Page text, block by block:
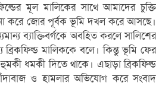
মূল মালিকের সাথে আমাদের চুক্তি
না করে জোর পূর্বক ভূমি দখল করে আসছে।
ব্যাক্তিবর্গকে অবহিত করলে সালিশের
মালিককে বলে। কিন্তু ভূমি ফের
হুমকী ধমকী দিতে থাকে। এছাড়া ব্রিকফিল্ড
ও হামলার অভিযোগ করে সংবাদ